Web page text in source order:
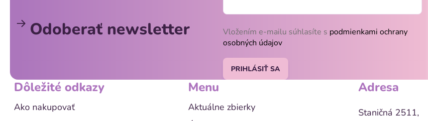
Odoberať newsletter Vložením e-mailu súhlasíte s podmienkami ochrany
osobných údajov
PRIHLÁSIŤ SA
Dôležité odkazy
Ako nakupovať
Menu
Aktuálne zbierky
Adresa
Staničná 2511,